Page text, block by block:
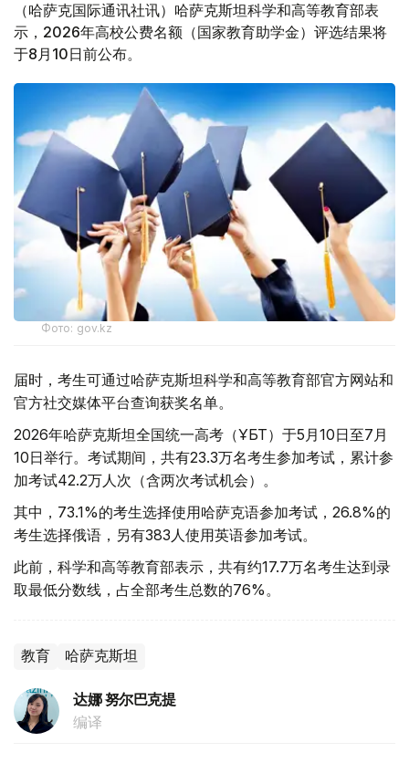
（哈萨克国际通讯社讯）哈萨克斯坦科学和高等教育部表
示，2026年高校公费名额（国家教育助学金）评选结果将
于8月10日前公布。
Фото: gov.kz
届时，考生可通过哈萨克斯坦科学和高等教育部官方网站和
官方社交媒体平台查询获奖名单。
2026年哈萨克斯坦全国统一高考（ҰБТ）于5月10日至7月
10日举行。考试期间，共有23.3万名考生参加考试，累计参
加考试42.2万人次（含两次考试机会）。
其中，73.1%的考生选择使用哈萨克语参加考试，26.8%的
考生选择俄语，另有383人使用英语参加考试。
此前，科学和高等教育部表示，共有约17.7万名考生达到录
取最低分数线，占全部考生总数的76%。
教育 哈萨克斯坦
达娜 努尔巴克提
编译